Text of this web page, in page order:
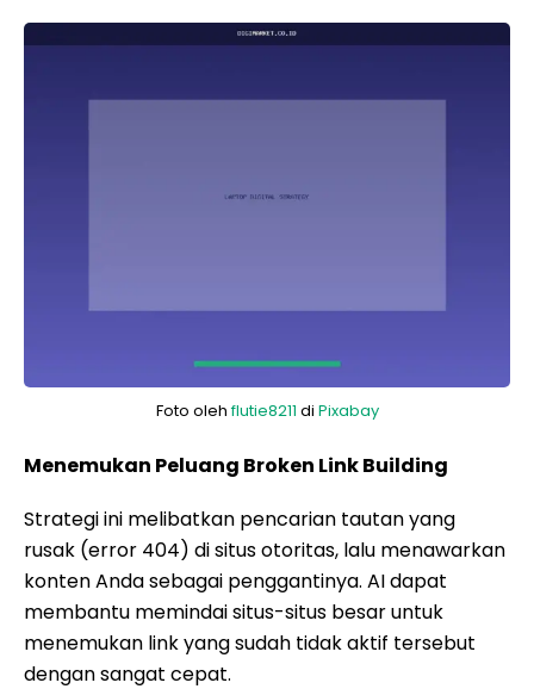
Foto olehflutie8211 di Pixabay
Menemukan Peluang Broken Link Building
Strategi ini melibatkan pencarian tautan yang
rusak (error 404) di situs otoritas, lalu menawarkan
konten Anda sebagai penggantinya. AI dapat
membantu memindai situs-situs besar untuk
menemukan link yang sudah tidak aktif tersebut
dengan sangat cepat.